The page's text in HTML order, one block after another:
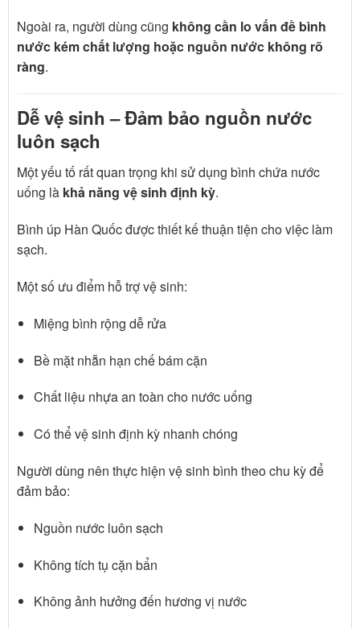
Ngoài ra, người dùng cũng không cần lo vấn đề bình
nước kém chất lượng hoặc nguồn nước không rõ
ràng.
Dễ vệ sinh – Đảm bảo nguồn nước
luôn sạch
Một yếu tố rất quan trọng khi sử dụng bình chứa nước
uống là khả năng vệ sinh định kỳ.
Bình úp Hàn Quốc được thiết kế thuận tiện cho việc làm
sạch.
Một số ưu điểm hỗ trợ vệ sinh:
Miệng bình rộng dễ rửa
Bề mặt nhẵn hạn chế bám cặn
Chất liệu nhựa an toàn cho nước uống
Có thể vệ sinh định kỳ nhanh chóng
Người dùng nên thực hiện vệ sinh bình theo chu kỳ để
đảm bảo:
Nguồn nước luôn sạch
Không tích tụ cặn bẩn
Không ảnh hưởng đến hương vị nước